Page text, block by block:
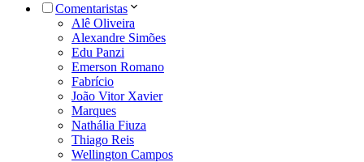
Comentaristas
Alê Oliveira
Alexandre Simões
Edu Panzi
Emerson Romano
Fabrício
João Vitor Xavier
Marques
Nathália Fiuza
Thiago Reis
Wellington Campos